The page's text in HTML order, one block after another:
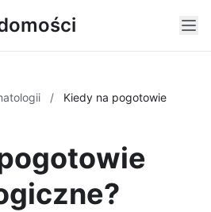
/
Kiedy na pogotowie